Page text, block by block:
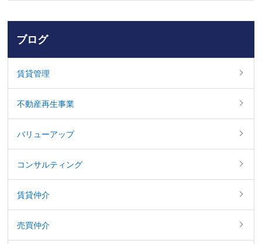
ブログ
賃貸管理
不動産再生事業
バリューアップ
コンサルティング
賃貸仲介
売買仲介